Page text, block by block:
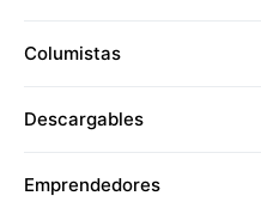
Columistas
Descargables
Emprendedores